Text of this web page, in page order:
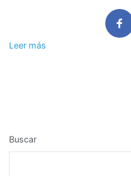
Departamento
Leer más
Buscar